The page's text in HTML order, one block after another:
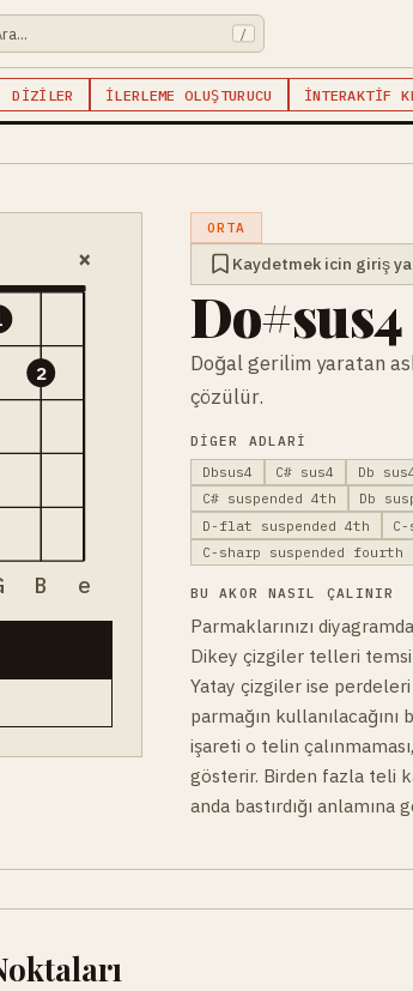
/
DIZILER İLERLEME OLUŞTURUCU İNTERAKTIF
×
2
B e
ORTA
Kaydetmek icin giriş
Doğal gerilim yaratan
çözülür.
DIGER ADLARI
Dbsus4
C# sus4 Db
C# suspended 4th
Db
D-flat suspended 4th
C-sharp suspended fourth
BU AKOR NASIL ÇALINIR
Parmaklarınızı
Dikey çizgiler telleri
Yatay çizgiler ise
parmağın
işareti o telin
gösterir. Birden fazla teli
anda bastırdığı